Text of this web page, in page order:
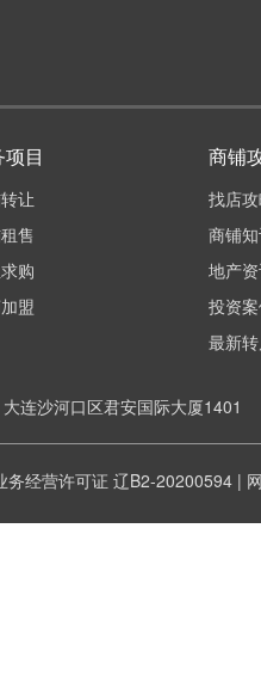
目
让
售
购
盟
商铺
找店
商铺
地产
投资
最新
沙河口区君安国际大厦1401
务经营许可证 辽B2-20200594 |